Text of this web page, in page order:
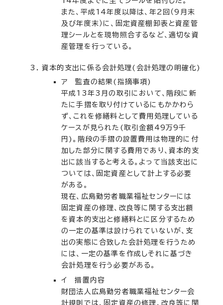
また、平成14年度以降は、年2回（9月末
及び年度末）に、固定資産棚卸表と資産管
理シールとを現物照合するなど、適切な資
産管理を行っている。
資本的支出に係る会計処理(会計処理の明確化)
ア 監査の結果(指摘事項)
平成13年3月の取引において、階段に新
たに手摺を取り付けているにもかかわら
ず、これを修繕料として費用処理している
ケースが見られた(取引金額49万9千
円)。階段の手摺の設置費用は物理的に付
加した部分に関する費用であり、資本的支
出に該当すると考える。よって当該支出に
ついては、固定資産として計上する必要
がある。
現在、広島勤労者職業福祉センターには
固定資産の修理、改良等に関する支出額
を資本的支出と修繕料とに区分するため
の一定の基準は設けられていないが、支
出の実態に合致した会計処理を行うため
には、一定の基準を作成しそれに基づき
会計処理を行う必要がある。
イ 措置内容
財団法人広島勤労者職業福祉センター会
計規則では、固定資産の修理、改良等に関